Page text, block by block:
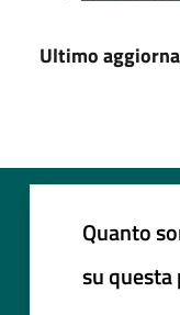
Ultimo
Quanto
su questa